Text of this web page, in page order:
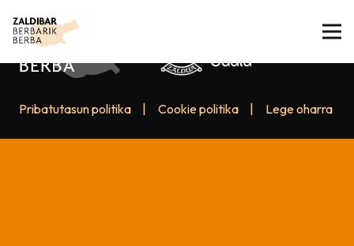
Pribatutasun politika Cookie politika Lege oharra